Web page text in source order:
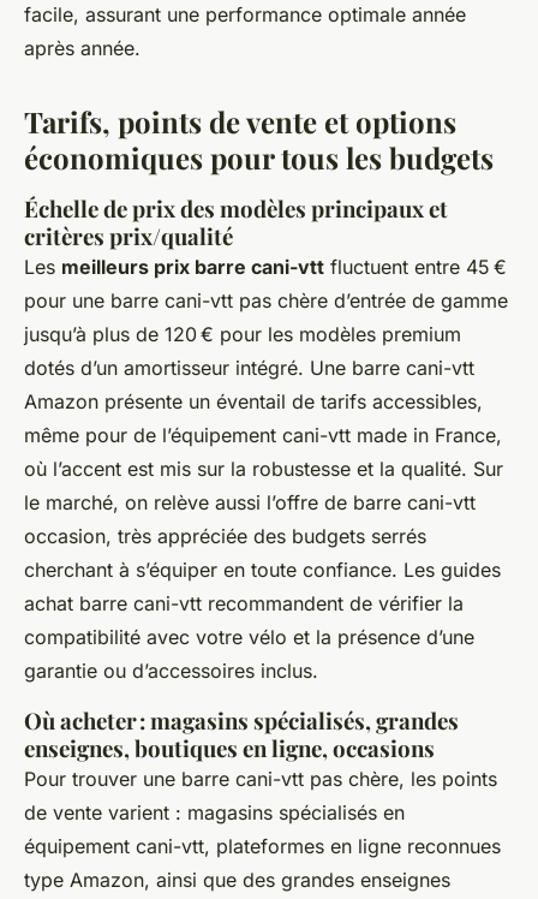
facile, assurant une performance optimale année
après année.
Tarifs, points de vente et options
économiques pour tous les budgets
Échelle de prix des modèles principaux et
critères prix/qualité
Les meilleurs prix barre cani-vtt fluctuent entre 45 €
pour une barre cani-vtt pas chère d’entrée de gamme
jusqu’à plus de 120 € pour les modèles premium
dotés d’un amortisseur intégré. Une barre cani-vtt
Amazon présente un éventail de tarifs accessibles,
même pour de l’équipement cani-vtt made in France,
où l’accent est mis sur la robustesse et la qualité. Sur
le marché, on relève aussi l’offre de barre cani-vtt
occasion, très appréciée des budgets serrés
cherchant à s’équiper en toute confiance. Les guides
achat barre cani-vtt recommandent de vérifier la
compatibilité avec votre vélo et la présence d’une
garantie ou d’accessoires inclus.
Où acheter : magasins spécialisés, grandes
enseignes, boutiques en ligne, occasions
Pour trouver une barre cani-vtt pas chère, les points
de vente varient : magasins spécialisés en
équipement cani-vtt, plateformes en ligne reconnues
type Amazon, ainsi que des grandes enseignes